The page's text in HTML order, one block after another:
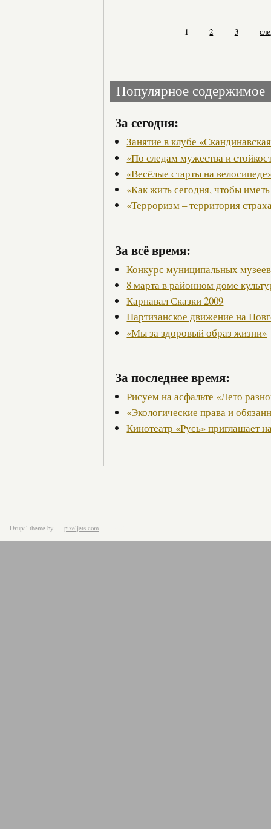
1 2 3
Популярное содержимое
За сегодня:
Занятие в клубе
«По следам мужества и
«Весёлые старты на
«Как жить сегодня, чтобы
«Терроризм – территория
За всё время:
Конкурс муниципальных музеев
8 марта в районном доме
Карнавал Сказки 2009
Партизанское движение на
«Мы за здоровый образ жизни»
За последнее время:
Рисуем на асфальте «Лето
«Экологические права и
Кинотеатр «Русь» приглашает
Drupal theme by pixeljets.com